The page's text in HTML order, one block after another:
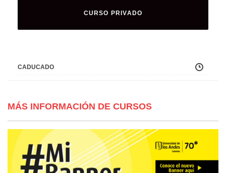
CURSO PRIVADO
CADUCADO
MÁS INFORMACIÓN DE CURSOS